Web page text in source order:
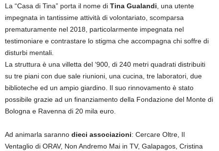
La “Casa di Tina” porta il nome di Tina Gualandi, una utente
impegnata in tantissime attività di volontariato, scomparsa
prematuramente nel 2018, particolarmente impegnata nel
testimoniare e contrastare lo stigma che accompagna chi soffre di
disturbi mentali.
La struttura è una villetta del ‘900, di 240 metri quadrati distribuiti
su tre piani con due sale riunioni, una cucina, tre laboratori, due
biblioteche ed un ampio giardino. Il suo rinnovamento è stato
possibile grazie ad un finanziamento della Fondazione del Monte di
Bologna e Ravenna di 20 mila euro.
Ad animarla saranno dieci associazioni: Cercare Oltre, Il
Ventaglio di ORAV, Non Andremo Mai in TV, Galapagos, Cristina